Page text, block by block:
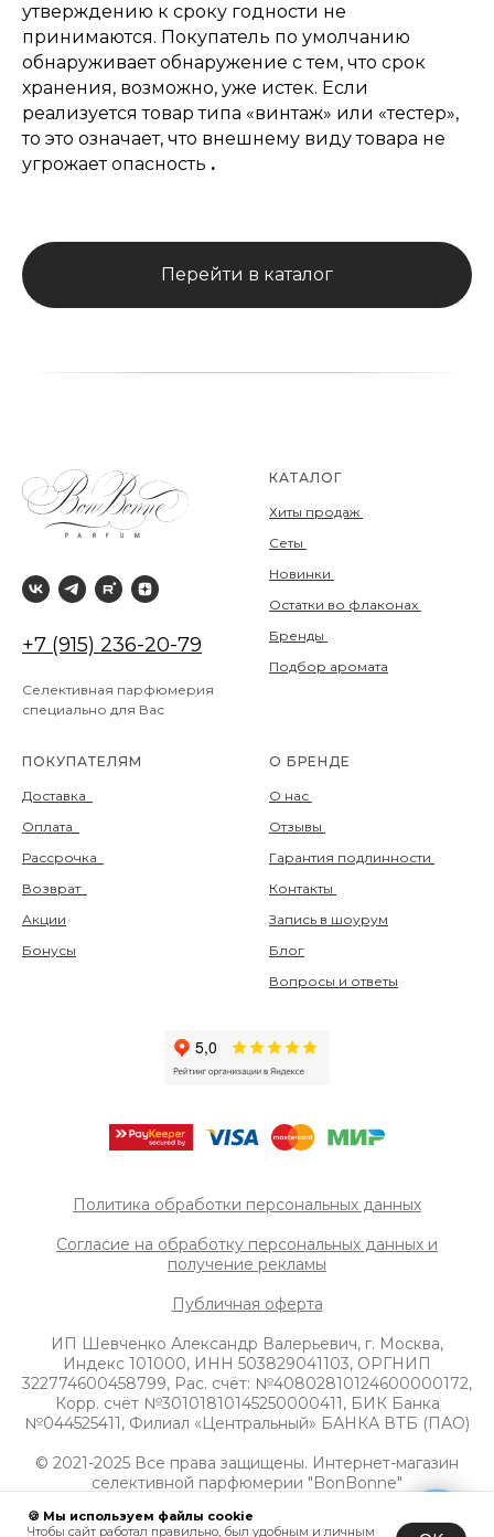
утверждению к сроку годности не
принимаются. Покупатель по умолчанию
обнаруживает обнаружение с тем, что срок
хранения, возможно, уже истек. Если
реализуется товар типа «винтаж» или «тестер»,
то это означает, что внешнему виду товара не
угрожает опасность .
Перейти в каталог
+7 (915) 236-20-79
Селективная парфюмерия
специально для Вас
КАТАЛОГ
Хиты продаж
Сеты
Новинки
Остатки во флаконах
Бренды
Подбор аромата
ПОКУПАТЕЛЯМ
Доставка
Оплата
Рассрочка
Возврат
Акции
Бонусы
О БРЕНДЕ
О нас
Отзывы
Гарантия подлинности
Контакты
Запись в шоурум
Блог
Вопросы и ответы
Политика обработки персональных данных
Согласие на обработку персональных данных и
получение рекламы
Публичная оферта
ИП Шевченко Александр Валерьевич, г. Москва,
Индекс 101000, ИНН 503829041103, ОРГНИП
322774600458799, Рас. счёт: №40802810124600000172,
Корр. счёт №30101810145250000411, БИК Банка
№044525411, Филиал «Центральный» БАНКА ВТБ (ПАО)
© 2021-2025 Все права защищены. Интернет-магазин
селективной парфюмерии "BonBonne"
🍪 Мы используем файлы cookie
Чтобы сайт работал правильно, был удобным и личным